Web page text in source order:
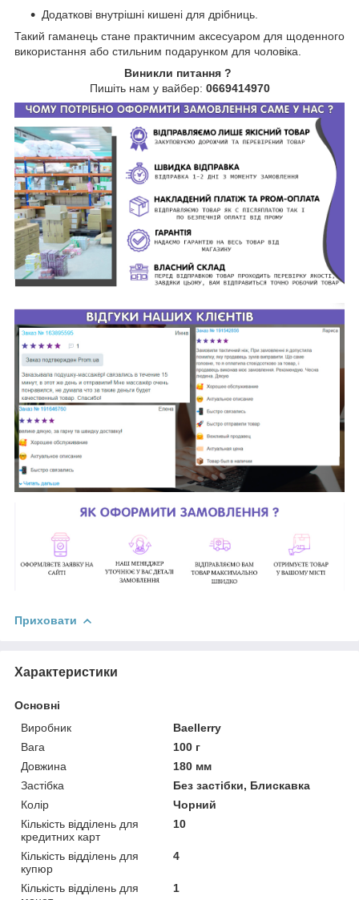
Додаткові внутрішні кишені для дрібниць.
Такий гаманець стане практичним аксесуаром для щоденного
використання або стильним подарунком для чоловіка.
Виникли питання ?
Пишіть нам у вайбер: 0669414970
Приховати
Характеристики
Основні
Виробник
Baellerry
Вага
100 г
Довжина
180 мм
Застібка
Без застібки, Блискавка
Колір
Чорний
Кількість відділень для
кредитних карт
10
Кількість відділень для
купюр
4
Кількість відділень для
1